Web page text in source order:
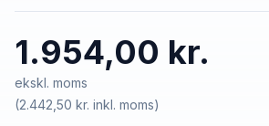
1.954,00 kr.
ekskl. moms
(2.442,50 kr. inkl. moms)